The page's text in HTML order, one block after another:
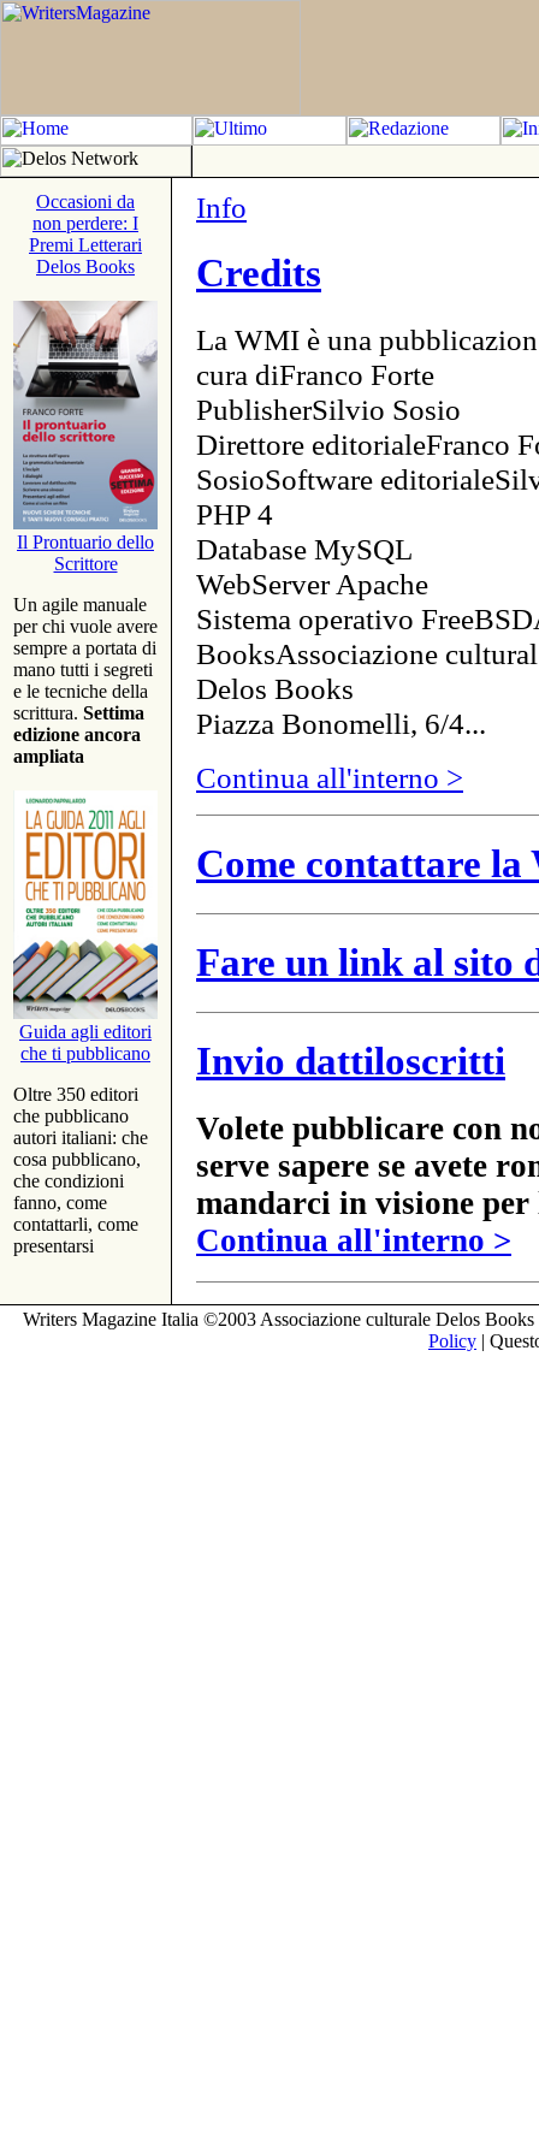
Occasioni da
non perdere: I
Premi Letterari
Delos Books
Il Prontuario dello
Scrittore
Un agile manuale
per chi vuole avere
sempre a portata di
mano tutti i segreti
e le tecniche della
scrittura. Settima
edizione ancora
ampliata
Guida agli editori
che ti pubblicano
Oltre 350 editori
che pubblicano
autori italiani: che
cosa pubblicano,
che condizioni
fanno, come
contattarli, come
presentarsi
Info
Credits
La WMI è una
cura diFranco Forte
PublisherSilvio Sosio
Direttore editorialeFranco
SosioSoftware
PHP 4
Database MySQL
WebServer Apache
Sistema operativo
BooksAssociazione
Delos Books
Piazza Bonomelli, 6/4...
Continua all'interno >
Come contattare
Fare un link al sito
Invio dattiloscritti
Volete pubblicare con
serve sapere se avete
mandarci in visione
Continua all'interno >
Writers Magazine Italia ©2003 Associazione culturale Delos
Policy |